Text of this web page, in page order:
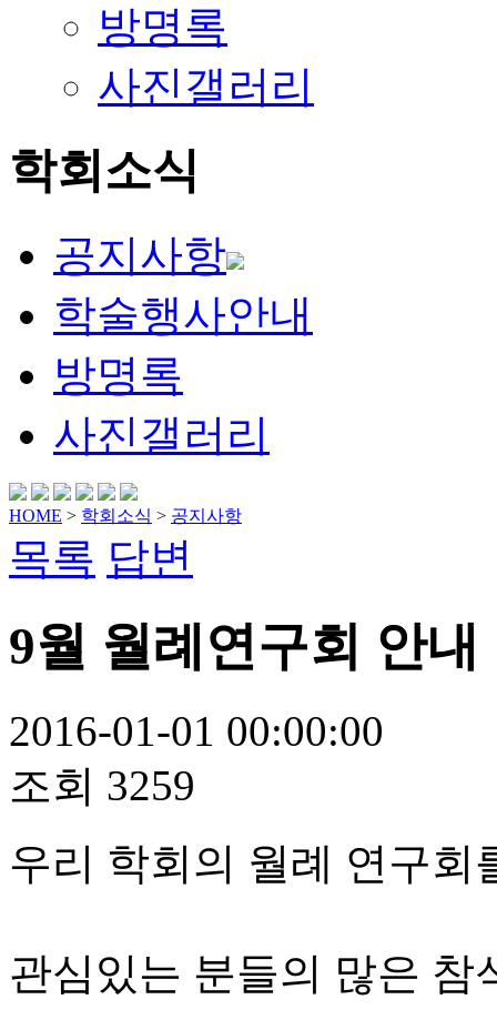
방명록
사진갤러리
학회소식
공지사항
학술행사안내
방명록
사진갤러리
HOME > 학회소식 > 공지사항
목록 답변
9월 월례연구회 안내
2016-01-01 00:00:00
조회 3259
우리 학회의 월례 연구회
관심있는 분들의 많은 참